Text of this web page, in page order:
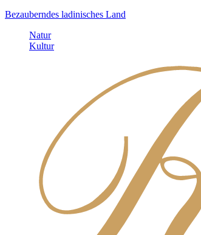
Bezauberndes ladinisches Land
Natur
Kultur